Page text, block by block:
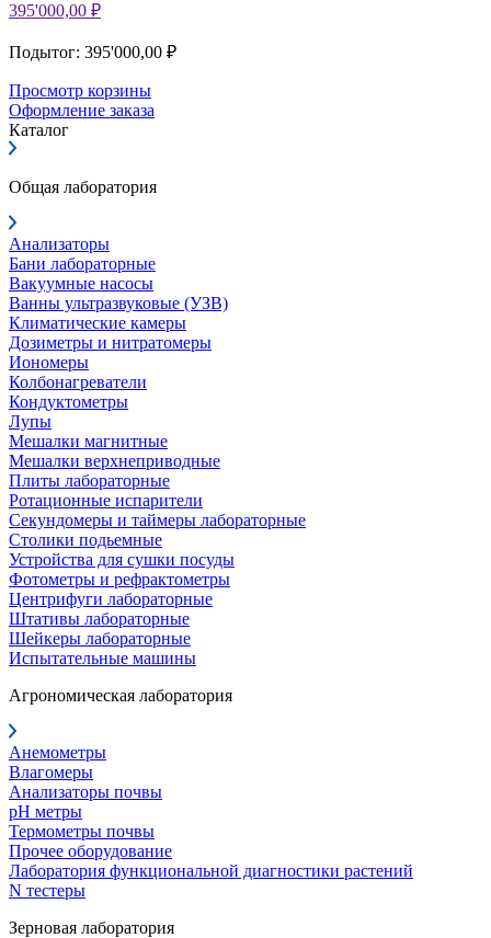
395'000,00 ₽
Подытог: 395'000,00 ₽
Просмотр корзины
Оформление заказа
Каталог
Общая лаборатория
Анализаторы
Бани лабораторные
Вакуумные насосы
Ванны ультразвуковые (УЗВ)
Климатические камеры
Дозиметры и нитратомеры
Иономеры
Колбонагреватели
Кондуктометры
Лупы
Мешалки магнитные
Мешалки верхнеприводные
Плиты лабораторные
Ротационные испарители
Секундомеры и таймеры лабораторные
Столики подьемные
Устройства для сушки посуды
Фотометры и рефрактометры
Центрифуги лабораторные
Штативы лабораторные
Шейкеры лабораторные
Испытательные машины
Агрономическая лаборатория
Анемометры
Влагомеры
Анализаторы почвы
pH метры
Термометры почвы
Прочее оборудование
Лаборатория функциональной диагностики растений
N тестеры
Зерновая лаборатория